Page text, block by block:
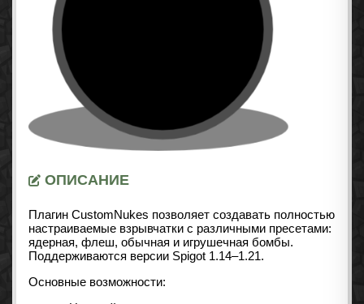
ОПИСАНИЕ
Плагин CustomNukes позволяет создавать полностью
настраиваемые взрывчатки с различными пресетами:
ядерная, флеш, обычная и игрушечная бомбы.
Поддерживаются версии Spigot 1.14–1.21.
Основные возможности: